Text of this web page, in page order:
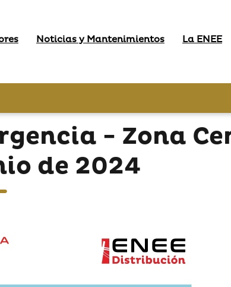
Noticias y Mantenimientos La ENEE
- Zona
de 2024